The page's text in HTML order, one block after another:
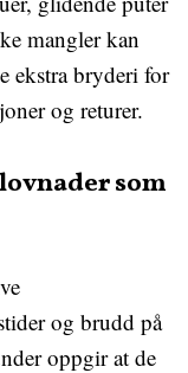
mangler kan
ekstra bryderi for
og returer.
som
og brudd på
oppgir at de